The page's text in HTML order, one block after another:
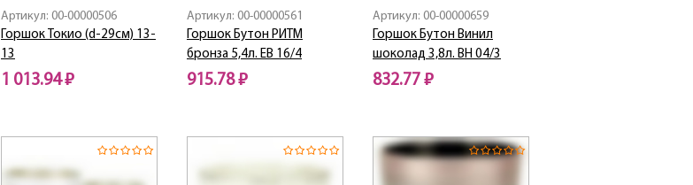
Артикул: 00-00000506
Горшок Токио (d-29см) 13-
13
1 013.94 ₽
Артикул: 00-00000561
Горшок Бутон РИТМ
бронза 5,4л. EB 16/4
915.78 ₽
Артикул: 00-00000659
Горшок Бутон Винил
шоколад 3,8л. ВН 04/3
832.77 ₽